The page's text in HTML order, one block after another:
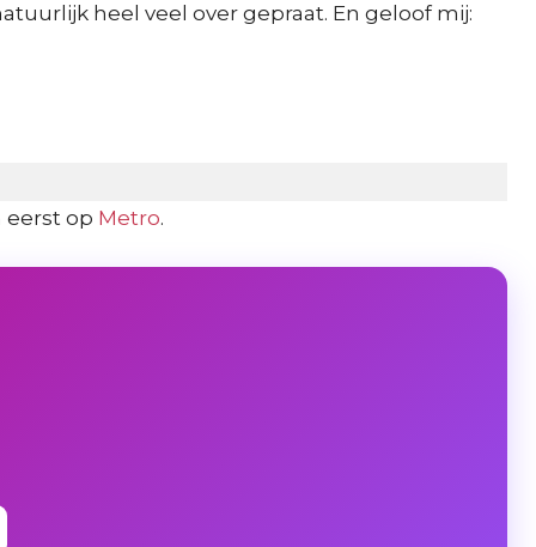
heel veel over gepraat. En geloof mij:
op Metro.